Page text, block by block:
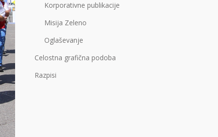
Korporativne publikacije
Misija Zeleno
Oglaševanje
Celostna grafična podoba
Razpisi